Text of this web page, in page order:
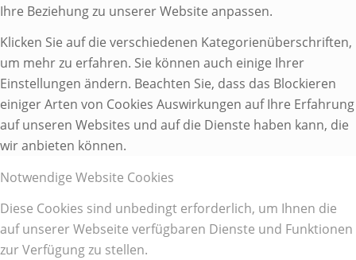
Ihre Beziehung zu unserer Website anpassen.
Klicken Sie auf die verschiedenen Kategorienüberschriften,
um mehr zu erfahren. Sie können auch einige Ihrer
Einstellungen ändern. Beachten Sie, dass das Blockieren
einiger Arten von Cookies Auswirkungen auf Ihre Erfahrung
auf unseren Websites und auf die Dienste haben kann, die
wir anbieten können.
Notwendige Website Cookies
Diese Cookies sind unbedingt erforderlich, um Ihnen die
auf unserer Webseite verfügbaren Dienste und Funktionen
zur Verfügung zu stellen.